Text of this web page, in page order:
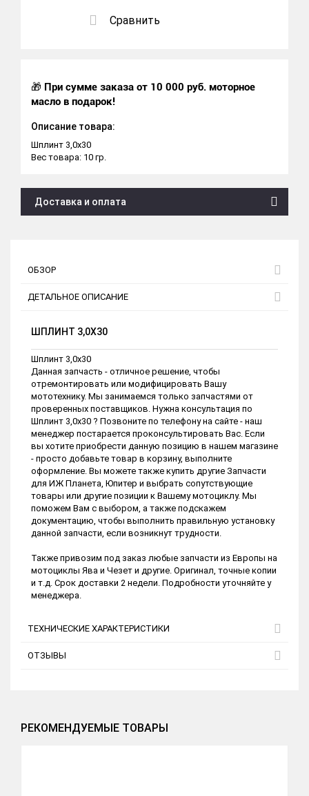
Сравнить
🎁 При сумме заказа от 10 000 руб. моторное
масло в подарок!
Описание товара:
Шплинт 3,0х30
Вес товара: 10 гр.
Доставка и оплата
ОБЗОР
ДЕТАЛЬНОЕ ОПИСАНИЕ
ШПЛИНТ 3,0Х30
Шплинт 3,0х30
Данная запчасть - отличное решение, чтобы
отремонтировать или модифицировать Вашу
мототехнику. Мы занимаемся только запчастями от
проверенных поставщиков. Нужна консультация по
Шплинт 3,0х30 ? Позвоните по телефону на сайте - наш
менеджер постарается проконсультировать Вас. Если
вы хотите приобрести данную позицию в нашем магазине
- просто добавьте товар в корзину, выполните
оформление. Вы можете также купить другие Запчасти
для ИЖ Планета, Юпитер и выбрать сопутствующие
товары или другие позиции к Вашему мотоциклу. Мы
поможем Вам с выбором, а также подскажем
документацию, чтобы выполнить правильную установку
данной запчасти, если возникнут трудности.
Также привозим под заказ любые запчасти из Европы на
мотоциклы Ява и Чезет и другие. Оригинал, точные копии
и т.д. Срок доставки 2 недели. Подробности уточняйте у
менеджера.
ТЕХНИЧЕСКИЕ ХАРАКТЕРИСТИКИ
ОТЗЫВЫ
РЕКОМЕНДУЕМЫЕ ТОВАРЫ